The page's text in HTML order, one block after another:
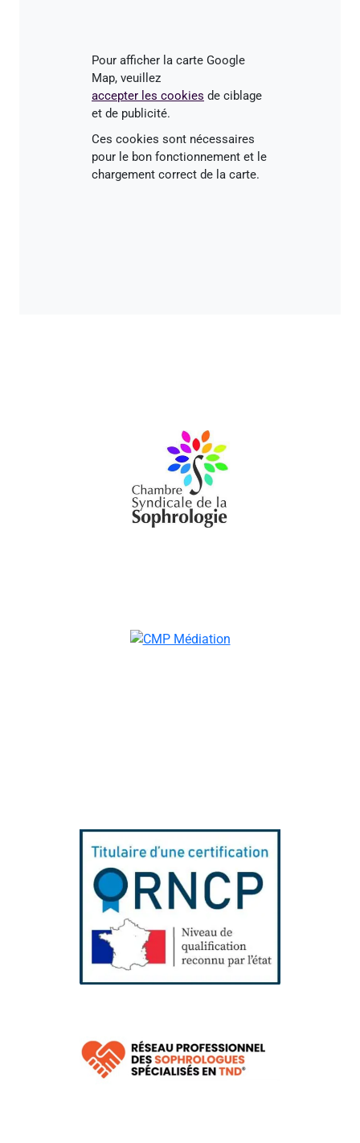
Pour afficher la carte Google
Map, veuillez
accepter les cookies de ciblage
et de publicité.
Ces cookies sont nécessaires
pour le bon fonctionnement et le
chargement correct de la carte.